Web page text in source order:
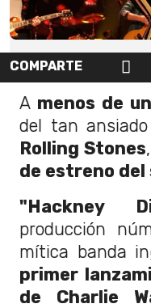
COMPARTE
A menos de
del tan ansiado
Rolling Stones
de estreno del
"Hackney
producción
mítica banda
primer
de Charlie